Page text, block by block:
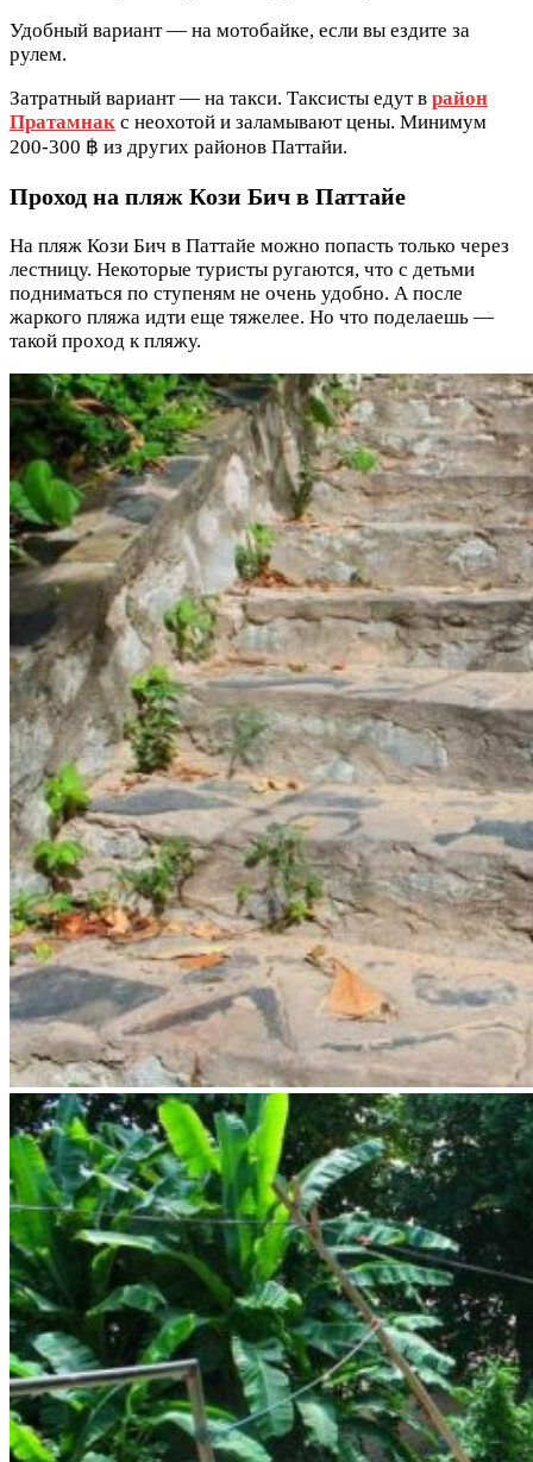
Удобный вариант — на мотобайке, если вы ездите за
рулем.
Затратный вариант — на такси. Таксисты едут в район
Пратамнак с неохотой и заламывают цены. Минимум
200-300 ฿ из других районов Паттайи.
Проход на пляж Кози Бич в Паттайе
На пляж Кози Бич в Паттайе можно попасть только через
лестницу. Некоторые туристы ругаются, что с детьми
подниматься по ступеням не очень удобно. А после
жаркого пляжа идти еще тяжелее. Но что поделаешь —
такой проход к пляжу.